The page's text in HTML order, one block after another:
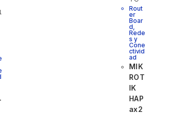
Rout
er
Boar
d,
Rede
s y
Cone
ctivid
ad
MIK
ROT
IK
HAP
ax2